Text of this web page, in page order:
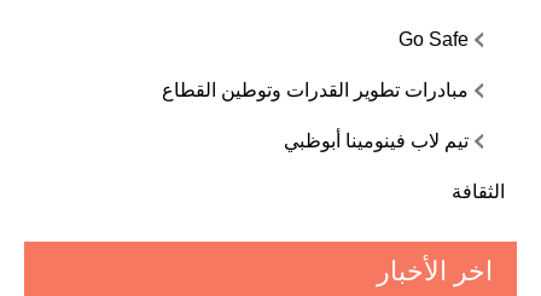
Go Safe
مبادرات تطوير القدرات وتوطين القطاع
تيم لاب فينومينا أبوظبي
الثقافة
اخر الأخبار